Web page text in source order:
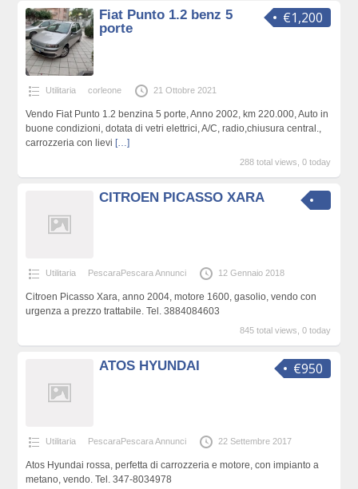
€1,200
Fiat Punto 1.2 benz 5
porte
Utilitaria corleone 21 Ottobre 2021
Vendo Fiat Punto 1.2 benzina 5 porte, Anno 2002, km 220.000, Auto in
buone condizioni, dotata di vetri elettrici, A/C, radio,chiusura central.,
carrozzeria con lievi […]
288 total views, 0 today
CITROEN PICASSO XARA
Utilitaria PescaraPescara Annunci 12 Gennaio 2018
Citroen Picasso Xara, anno 2004, motore 1600, gasolio, vendo con
urgenza a prezzo trattabile. Tel. 3884084603
845 total views, 0 today
€950
ATOS HYUNDAI
Utilitaria PescaraPescara Annunci 22 Settembre 2017
Atos Hyundai rossa, perfetta di carrozzeria e motore, con impianto a
metano, vendo. Tel. 347-8034978